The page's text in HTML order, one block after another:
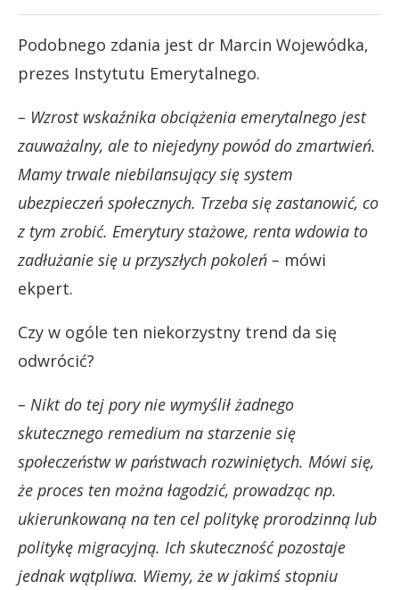
Podobnego zdania jest dr Marcin Wojewódka,
prezes Instytutu Emerytalnego.
– Wzrost wskaźnika obciążenia emerytalnego jest
zauważalny, ale to niejedyny powód do zmartwień.
Mamy trwale niebilansujący się system
ubezpieczeń społecznych. Trzeba się zastanowić, co
z tym zrobić. Emerytury stażowe, renta wdowia to
zadłużanie się u przyszłych pokoleń – mówi
ekpert.
Czy w ogóle ten niekorzystny trend da się
odwrócić?
– Nikt do tej pory nie wymyślił żadnego
skutecznego remedium na starzenie się
społeczeństw w państwach rozwiniętych. Mówi się,
że proces ten można łagodzić, prowadząc np.
ukierunkowaną na ten cel politykę prorodzinną lub
politykę migracyjną. Ich skuteczność pozostaje
jednak wątpliwa. Wiemy, że w jakimś stopniu